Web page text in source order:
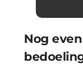
Nog